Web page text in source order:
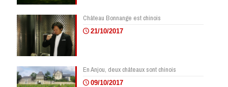
Château Bonnange est chinois
21/10/2017
En Anjou, deux châteaux sont chinois
09/10/2017